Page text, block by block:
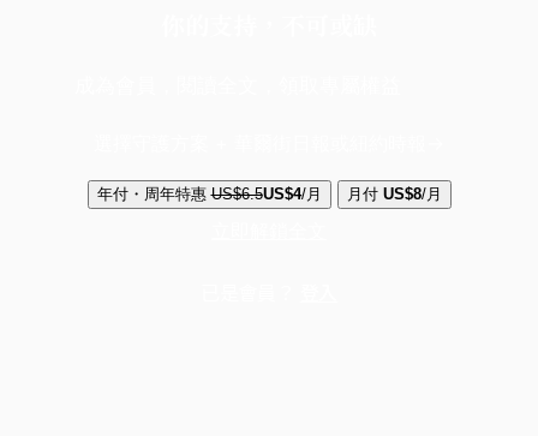
年付・周年特惠 US$6.5US$4/月 月付 US$8/月